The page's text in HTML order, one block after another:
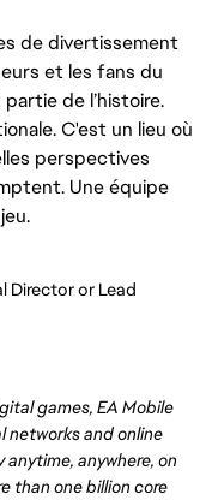
de divertissement
et les fans du
de l’histoire.
C'est un lieu où
perspectives
Une équipe
Director or Lead
games, EA Mobile
networks and online
anywhere, on
than one billion core